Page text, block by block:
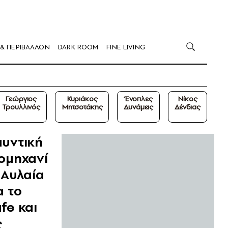
ΠΕΡΙΒΑΛΛΟΝ DARK ROOM FINE LIVING
Γεώργιος
Τρουλλινός
Κυριάκος
Μητσοτάκης
Ένοπλες
Δυνάμεις
Νίκος
Δένδιας
το
και